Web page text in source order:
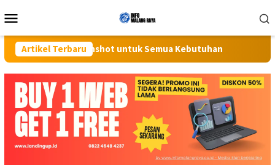
ke
Mobile
Artikel Terbaru
Screenshot untuk Semua Kebutuhan Tangis